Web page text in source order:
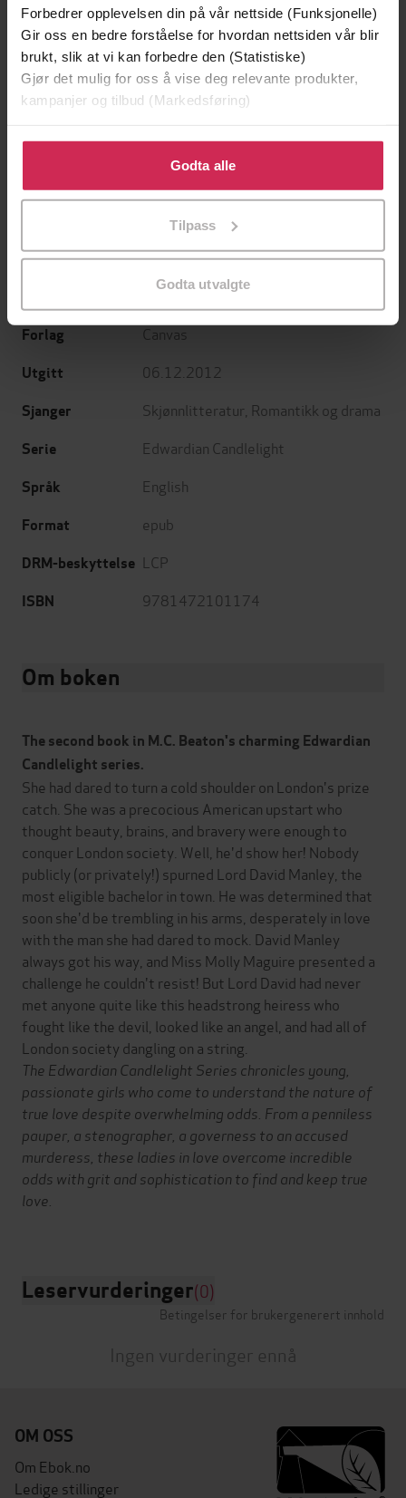
Forbedrer opplevelsen din på vår nettside (Funksjonelle)
Gir oss en bedre forståelse for hvordan nettsiden vår blir
brukt, slik at vi kan forbedre den (Statistiske)
Gjør det mulig for oss å vise deg relevante produkter,
kampanjer og tilbud (Markedsføring)
Klikk på «Godta alle» for å gi oss ditt samtykke til å
bruke cookies for alle disse formålene. Du kan også
tilpasse ditt samtykke til spesifikke formål ved å klikke
Godta alle
Tilpass
Godta utvalgte
199,-
Jo Nesbø
Jørn Lier Horst
Undertittel Edwardian Candlelight 2
M.C. Beaton(forfatter)
Forlag Canvas
Utgitt 06.12.2012
Sjanger Skjønnlitteratur Romantikk og drama
Serie Edwardian Candlelight
Språk English
Format epub
DRM-beskyttelse LCP
ISBN 9781472101174
Om boken
The second book in M.C. Beaton's charming Edwardian
Candlelight series.
She had dared to turn a cold shoulder on London's prize
catch. She was a precocious American upstart who
thought beauty, brains, and bravery were enough to
conquer London society. Well, he'd show her! Nobody
publicly (or privately!) spurned Lord David Manley, the
most eligible bachelor in town. He was determined that
soon she'd be trembling in his arms, desperately in love
with the man she had dared to mock. David Manley
always got his way, and Miss Molly Maguire presented a
challenge he couldn't resist! But Lord David had never
met anyone quite like this headstrong heiress who
fought like the devil, looked like an angel, and had all of
London society dangling on a string.
The Edwardian Candlelight Series chronicles young,
passionate girls who come to understand the nature of
true love despite overwhelming odds. From a penniless
pauper, a stenographer, a governess to an accused
murderess, these ladies in love overcome incredible
odds with grit and sophistication to find and keep true
love.
Leservurderinger(0)
Betingelser for brukergenerert innhold
Ingen vurderinger ennå
OM OSS
Om Ebok.no
Ledige stillinger